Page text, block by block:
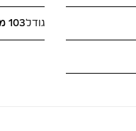
גודל103 מ"ר